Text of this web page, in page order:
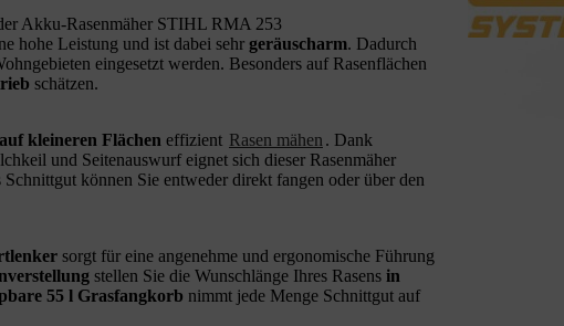
Akku-Rasenmäher STIHL RMA 253
hohe Leistung und ist dabei sehr geräuscharm. Dadurch
eingesetzt werden. Besonders auf Rasenflächen
schätzen.
auf kleineren Flächen effizient Rasen mähen . Dank
und Seitenauswurf eignet sich dieser Rasenmäher
Schnittgut können Sie entweder direkt fangen oder über den
sorgt für eine angenehme und ergonomische Führung
stellen Sie die Wunschlänge Ihres Rasens in
55 l Grasfangkorb nimmt jede Menge Schnittgut auf